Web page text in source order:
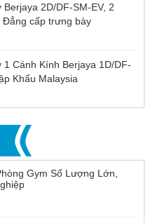
2D/DF-SM-EV, 2
cấp trưng bày
Cánh Kính Berjaya 1D/DF-
Khẩu Malaysia
Gym Số Lượng Lớn,